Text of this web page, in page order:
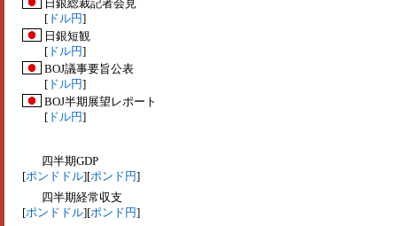
日銀総裁記者会見
[ ドル円]
日銀短観
[ ドル円]
BOJ議事要旨公表
[ ドル円]
BOJ半期展望レポート
[ ドル円]
四半期GDP
[ポンドドル][ポンド円]
四半期経常収支
[ポンドドル][ポンド円]